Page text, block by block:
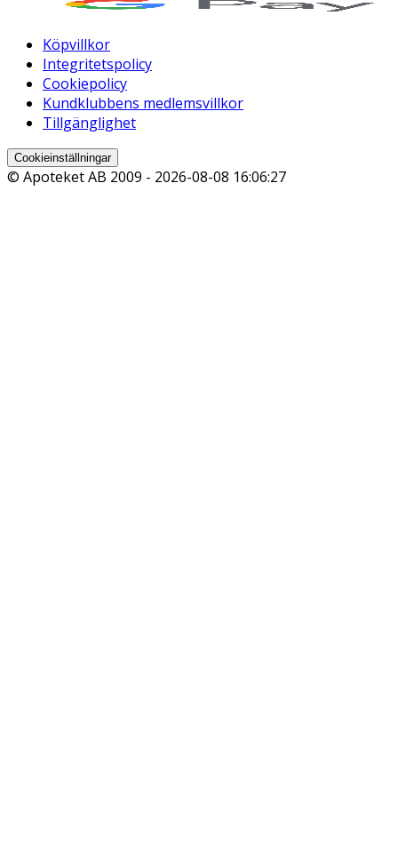
Köpvillkor
Integritetspolicy
Cookiepolicy
Kundklubbens medlemsvillkor
Tillgänglighet
Cookieinställningar
© Apoteket AB 2009 - 2026-08-08 16:06:27